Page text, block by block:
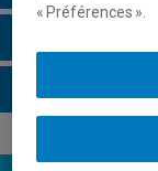
« Préférences ».